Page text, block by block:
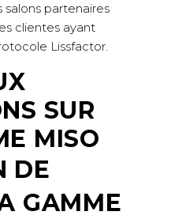
salons partenaires
clientes ayant
Lissfactor.
SUR
MISO
DE
GAMME